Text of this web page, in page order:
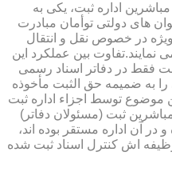
اداره ثبت، یكی به
های دولتی توأمان مبادرت
در خصوص نقل و انتقال
بین عملكرد این
فقط در دفاتر اسناد رسمی
به ضمیمه حق الثبت مأخوذه
موضوع توسط اجزاء اداره ثبت
ثبت (مسئولان دفاتر)
آن اداره مستقر بوده اند،
وظیفه اش كنترل اسناد ثبت شده